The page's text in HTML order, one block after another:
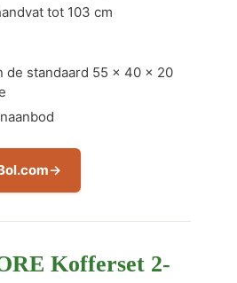
tot 103 cm
de standaard 55 × 40 × 20
Kofferset 2-